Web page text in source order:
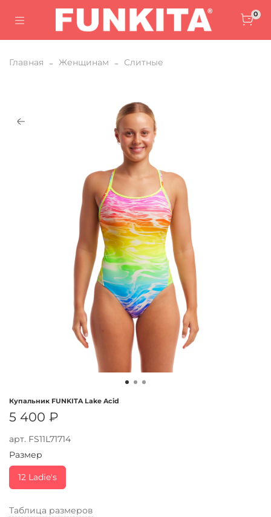
0
Главная Женщинам Слитные
арт. FS11L71714
Купальник FUNKITA Lake Acid
5 400 ₽
Таблица размеров
Размер
12 Ladie's